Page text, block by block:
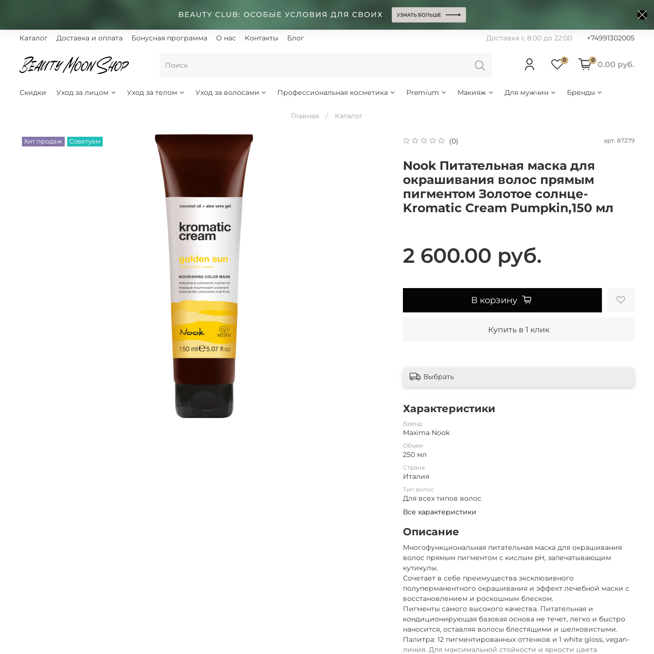
Каталог Доставка и оплата Бонусная программа О нас Контакты Блог Доставка с 8:00 до 22:00 +74991302005
0 0 0.00 руб.
Скидки Уход за лицом Уход за телом Уход за волосами Профессиональная косметика Premium Макияж Для мужчин Бренды
Главная Каталог
Хит продаж Советуем (0) арт. 87279
Nook Питательная маска для
окрашивания волос прямым
пигментом Золотое солнце-
Kromatic Cream Pumpkin,150 мл
2 600.00 руб.
В корзину
Купить в 1 клик
Выбрать
Характеристики
Бренд
Maxima Nook
Объем
250 мл
Страна
Италия
Тип волос
Для всех типов волос
Все характеристики
Описание
Многофункциональная питательная маска для окрашивания
волос прямым пигментом с кислым pH, запечатывающим
кутикулы.
Сочетает в себе преимущества эксклюзивного
полуперманентного окрашивания и эффект лечебной маски с
восстановлением и роскошным блеском.
Пигменты самого высокого качества. Питательная и
кондиционирующая базовая основа не течет, легко и быстро
наносится, оставляя волосы блестящими и шелковистыми.
Палитра: 12 пигментированных оттенков и 1 white gloss, vegan-
линия. Для максимальной стойкости и яркости цвета